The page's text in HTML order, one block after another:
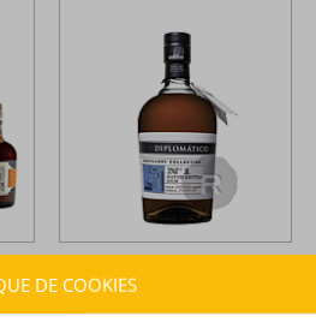
d'âge - Distillery Collection -
47°
DE COOKIES